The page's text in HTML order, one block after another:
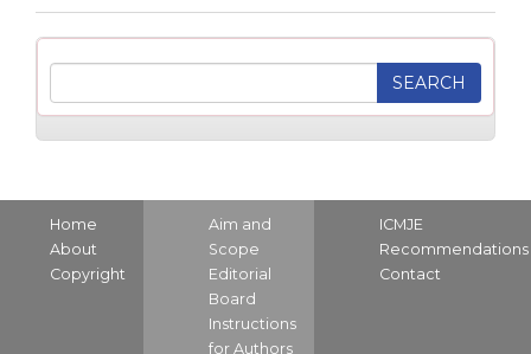
Home
About
Copyright
Aim and
Scope
Editorial
Board
Instructions
for Authors
ICMJE
Recommendations
Contact